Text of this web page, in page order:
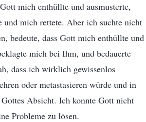
mich enthüllte und ausmusterte,
und mich rettete. Aber ich suchte nicht
bedeute, dass Gott mich enthüllte und
mich bei Ihm, und bedauerte
dass ich wirklich gewissenlos
oder metastasieren würde und in
Absicht. Ich konnte Gott nicht
Probleme zu lösen.